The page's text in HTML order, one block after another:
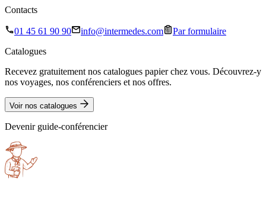
Contacts
01 45 61 90 90 info@intermedes.com
Par formulaire
Catalogues
Recevez gratuitement nos catalogues papier chez vous. Découvrez-y
nos voyages, nos conférenciers et nos offres.
Voir nos catalogues
Devenir guide-conférencier